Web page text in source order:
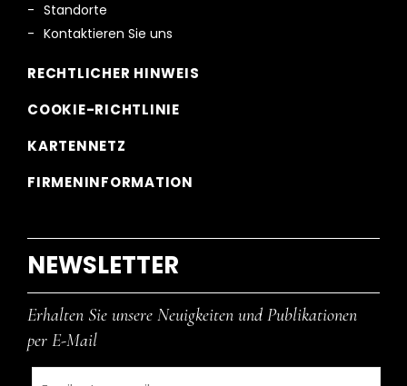
Standorte
Kontaktieren Sie uns
RECHTLICHER HINWEIS
COOKIE-RICHTLINIE
KARTENNETZ
FIRMENINFORMATION
NEWSLETTER
Erhalten Sie unsere Neuigkeiten und Publikationen
per E-Mail